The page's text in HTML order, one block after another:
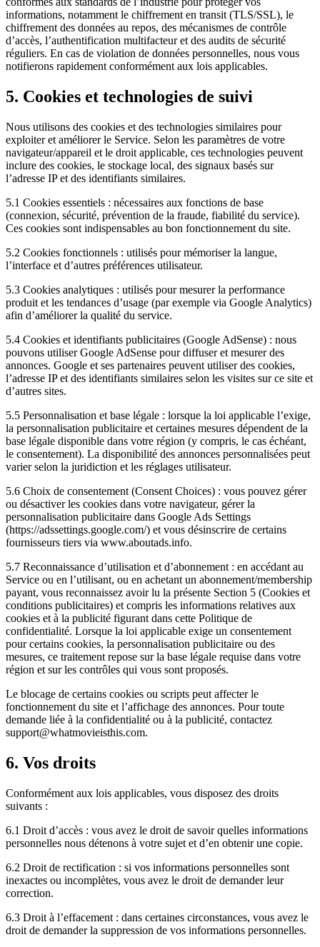
informations, notamment le chiffrement en transit (TLS/SSL), le
chiffrement des données au repos, des mécanismes de contrôle
d’accès, l’authentification multifacteur et des audits de sécurité
réguliers. En cas de violation de données personnelles, nous vous
notifierons rapidement conformément aux lois applicables.
5. Cookies et technologies de suivi
Nous utilisons des cookies et des technologies similaires pour
exploiter et améliorer le Service. Selon les paramètres de votre
navigateur/appareil et le droit applicable, ces technologies peuvent
inclure des cookies, le stockage local, des signaux basés sur
l’adresse IP et des identifiants similaires.
5.1 Cookies essentiels : nécessaires aux fonctions de base
(connexion, sécurité, prévention de la fraude, fiabilité du service).
Ces cookies sont indispensables au bon fonctionnement du site.
5.2 Cookies fonctionnels : utilisés pour mémoriser la langue,
l’interface et d’autres préférences utilisateur.
5.3 Cookies analytiques : utilisés pour mesurer la performance
produit et les tendances d’usage (par exemple via Google Analytics)
afin d’améliorer la qualité du service.
5.4 Cookies et identifiants publicitaires (Google AdSense) : nous
pouvons utiliser Google AdSense pour diffuser et mesurer des
annonces. Google et ses partenaires peuvent utiliser des cookies,
l’adresse IP et des identifiants similaires selon les visites sur ce site et
d’autres sites.
5.5 Personnalisation et base légale : lorsque la loi applicable l’exige,
la personnalisation publicitaire et certaines mesures dépendent de la
base légale disponible dans votre région (y compris, le cas échéant,
le consentement). La disponibilité des annonces personnalisées peut
varier selon la juridiction et les réglages utilisateur.
5.6 Choix de consentement (Consent Choices) : vous pouvez gérer
ou désactiver les cookies dans votre navigateur, gérer la
personnalisation publicitaire dans Google Ads Settings
(https://adssettings.google.com/) et vous désinscrire de certains
fournisseurs tiers via www.aboutads.info.
5.7 Reconnaissance d’utilisation et d’abonnement : en accédant au
Service ou en l’utilisant, ou en achetant un abonnement/membership
payant, vous reconnaissez avoir lu la présente Section 5 (Cookies et
conditions publicitaires) et compris les informations relatives aux
cookies et à la publicité figurant dans cette Politique de
confidentialité. Lorsque la loi applicable exige un consentement
pour certains cookies, la personnalisation publicitaire ou des
mesures, ce traitement repose sur la base légale requise dans votre
région et sur les contrôles qui vous sont proposés.
Le blocage de certains cookies ou scripts peut affecter le
fonctionnement du site et l’affichage des annonces. Pour toute
demande liée à la confidentialité ou à la publicité, contactez
support@whatmovieisthis.com.
6. Vos droits
Conformément aux lois applicables, vous disposez des droits
suivants :
6.1 Droit d’accès : vous avez le droit de savoir quelles informations
personnelles nous détenons à votre sujet et d’en obtenir une copie.
6.2 Droit de rectification : si vos informations personnelles sont
inexactes ou incomplètes, vous avez le droit de demander leur
correction.
6.3 Droit à l’effacement : dans certaines circonstances, vous avez le
droit de demander la suppression de vos informations personnelles.